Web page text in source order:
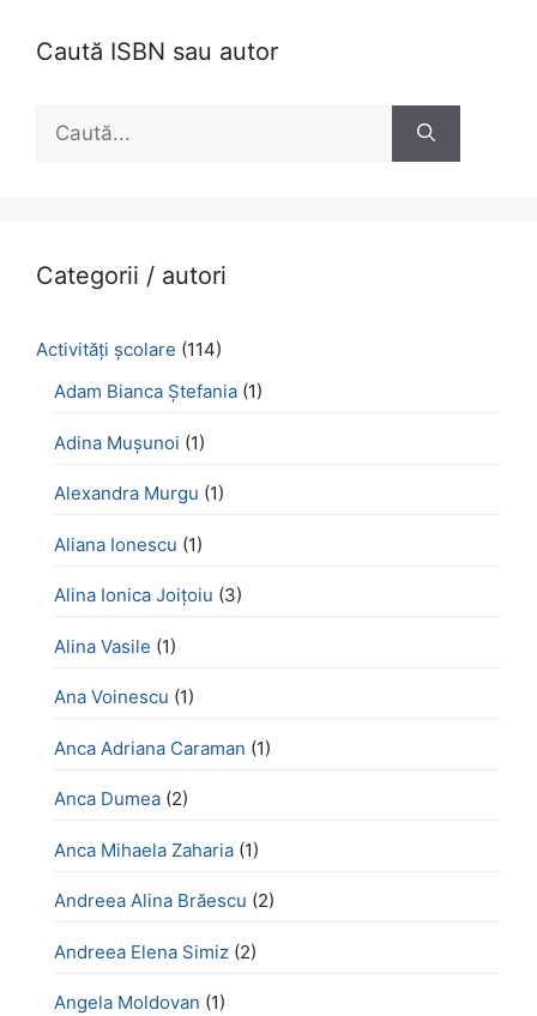
Caută ISBN sau autor
după:
Categorii / autori
Activităţi şcolare (114)
Adam Bianca Ștefania (1)
Adina Mușunoi (1)
Alexandra Murgu (1)
Aliana Ionescu (1)
Alina Ionica Joițoiu (3)
Alina Vasile (1)
Ana Voinescu (1)
Anca Adriana Caraman (1)
Anca Dumea (2)
Anca Mihaela Zaharia (1)
Andreea Alina Brăescu (2)
Andreea Elena Simiz (2)
Angela Moldovan (1)